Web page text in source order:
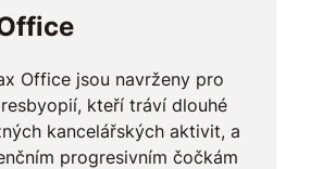
Office jsou navrženy pro
kteří tráví dlouhé
kancelářských aktivit, a
progresivním čočkám